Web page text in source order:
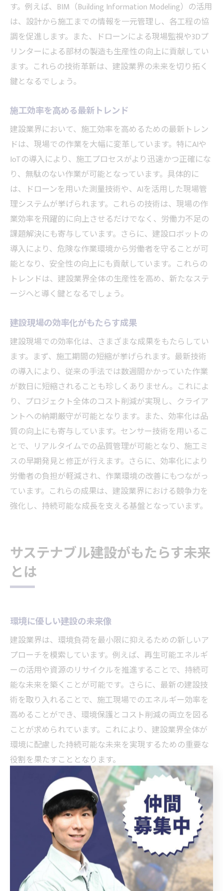
す。例えば、BIM（Building Information Modeling）の活用
は、設計から施工までの情報を一元管理し、各工程の協
調を促進します。また、ドローンによる現場監視や3Dプ
リンターによる部材の製造も生産性の向上に貢献してい
ます。これらの技術革新は、建設業界の未来を切り拓く
鍵となるでしょう。
施工効率を高める最新トレンド
建設業界において、施工効率を高めるための最新トレン
ドは、現場での作業を大幅に変革しています。特にAIや
IoTの導入により、施工プロセスがより迅速かつ正確にな
り、無駄のない作業が可能となっています。具体的に
は、ドローンを用いた測量技術や、AIを活用した現場管
理システムが挙げられます。これらの技術は、現場の作
業効率を飛躍的に向上させるだけでなく、労働力不足の
課題解決にも寄与しています。さらに、建設ロボットの
導入により、危険な作業環境から労働者を守ることが可
能となり、安全性の向上にも貢献しています。これらの
トレンドは、建設業界全体の生産性を高め、新たなステ
ージへと導く鍵となるでしょう。
建設現場の効率化がもたらす成果
建設現場での効率化は、さまざまな成果をもたらしてい
ます。まず、施工期間の短縮が挙げられます。最新技術
の導入により、従来の手法では数週間かかっていた作業
が数日に短縮されることも珍しくありません。これによ
り、プロジェクト全体のコスト削減が実現し、クライア
ントへの納期厳守が可能となります。また、効率化は品
質の向上にも寄与しています。センサー技術を用いるこ
とで、リアルタイムでの品質管理が可能となり、施工ミ
スの早期発見と修正が行えます。さらに、効率化により
労働者の負担が軽減され、作業環境の改善にもつながっ
ています。これらの成果は、建設業界における競争力を
強化し、持続可能な成長を支える基盤となっています。
サステナブル建設がもたらす未来
とは
環境に優しい建設の未来像
建設業界は、環境負荷を最小限に抑えるための新しいア
プローチを模索しています。例えば、再生可能エネルギ
ーの活用や資源のリサイクルを推進することで、持続可
能な未来を築くことが可能です。さらに、最新の建設技
術を取り入れることで、施工現場でのエネルギー効率を
高めることができ、環境保護とコスト削減の両立を図る
ことが求められています。これにより、建設業界全体が
環境に配慮した持続可能な未来を実現するための重要な
役割を果たすこととなります。
サステナブルな建設技術の意義
サステナブルな建設技術は、現代の建設業界において不
可欠な要素となっています。これらの技術は、資源の効
率的な利用や廃棄物の削減を可能にし、環境への影響を
最小限に抑えることを目的としています。例えば、エネ
ルギー効率の高い建材や再生可能な素材の使用は、建物
のライフサイクル全体でのエネルギー消費を削減する助